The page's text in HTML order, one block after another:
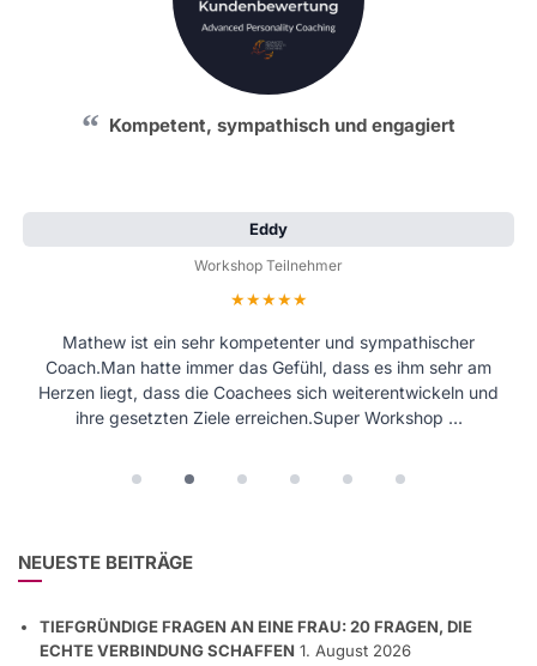
Kompetent, sympathisch und engagiert
Eddy
Workshop Teilnehmer
Bewertung: 5 von 5 Sternen
Mathew ist ein sehr kompetenter und sympathischer
Coach.Man hatte immer das Gefühl, dass es ihm sehr am
Herzen liegt, dass die Coachees sich weiterentwickeln und
ihre gesetzten Ziele erreichen.Super Workshop …
NEUESTE BEITRÄGE
TIEFGRÜNDIGE FRAGEN AN EINE FRAU: 20 FRAGEN, DIE
ECHTE VERBINDUNG SCHAFFEN 1. August 2026